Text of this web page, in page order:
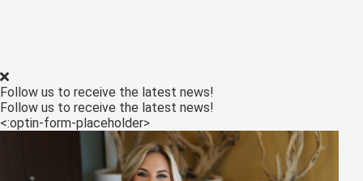
Follow us to receive the latest news!
Follow us to receive the latest news!
<:optin-form-placeholder>
deze
kan de